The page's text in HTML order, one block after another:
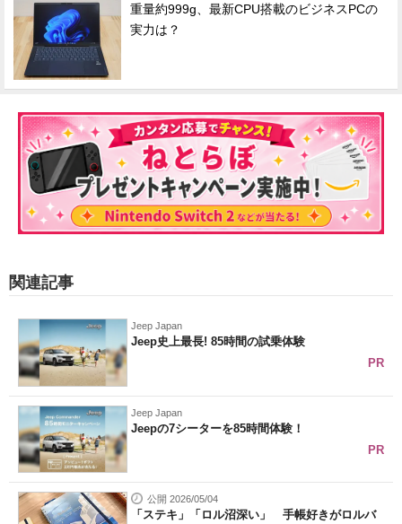
重量約999g、最新CPU搭載のビジネスPCの
実力は？
関連記事
Jeep Japan
Jeep史上最長! 85時間の試乗体験
PR
Jeep Japan
Jeepの7シーターを85時間体験！
PR
公開 2026/05/04
「ステキ」「ロル沼深い」 手帳好きがロルバ